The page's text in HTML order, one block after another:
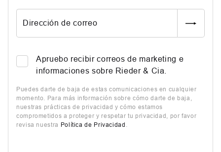
Dirección de correo
Apruebo recibir correos de marketing e
informaciones sobre Rieder & Cia.
Puedes darte de baja de estas comunicaciones en cualquier
momento. Para más información sobre cómo darte de baja,
nuestras prácticas de privacidad y cómo estamos
comprometidos a proteger y respetar tu privacidad, por favor
revisa nuestra Política de Privacidad .